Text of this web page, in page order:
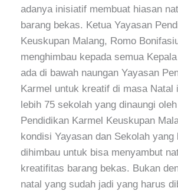
adanya inisiatif membuat hiasan
barang bekas. Ketua Yayasan
Keuskupan Malang, Romo
menghimbau kepada semua
ada di bawah naungan Yayasan
Karmel untuk kreatif di masa Natal
lebih 75 sekolah yang dinaungi
Pendidikan Karmel Keuskupan
kondisi Yayasan dan Sekolah yang
dihimbau untuk bisa menyambut
kreatifitas barang bekas. Bukan
natal yang sudah jadi yang harus